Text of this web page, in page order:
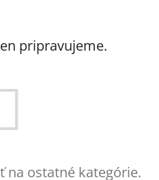
pripravujeme.
na ostatné kategórie.